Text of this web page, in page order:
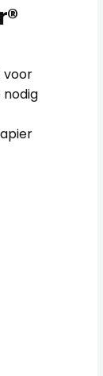
voor